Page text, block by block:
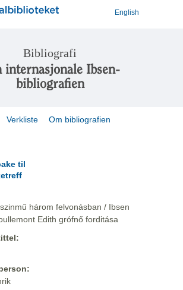
English
Bibliografi
internasjonale Ibsen-
bibliografien
Verkliste Om bibliografien
til
három felvonásban / Ibsen
Edith grófnő forditása